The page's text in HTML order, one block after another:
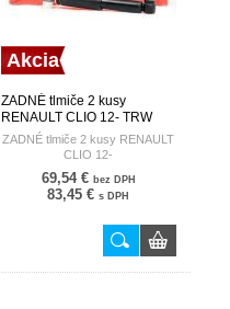
Akcia
ZADNÉ tlmiče 2 kusy
RENAULT CLIO 12- TRW
ZADNÉ tlmiče 2 kusy RENAULT
CLIO 12-
69,54 € bez DPH
83,45 € s DPH